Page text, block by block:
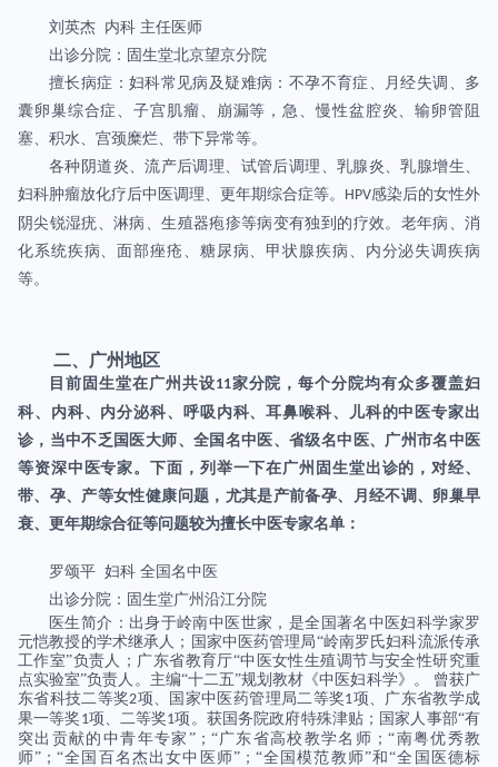
刘英杰 内科 主任医师
出诊分院：固生堂北京望京分院
擅长病症：妇科常见病及疑难病：不孕不育症、月经失调、多
囊卵巢综合症、子宫肌瘤、崩漏等，急、慢性盆腔炎、输卵管阻
塞、积水、宫颈糜烂、带下异常等。
各种阴道炎、流产后调理、试管后调理、乳腺炎、乳腺增生、
妇科肿瘤放化疗后中医调理、更年期综合症等。 HPV感染后的女性外
阴尖锐湿疣、淋病、生殖器疱疹等病变有独到的疗效。老年病、消
化系统疾病、面部痤疮、糖尿病、甲状腺疾病、内分泌失调疾病
等。
二、广州地区
目前固生堂在广州共设11家分院，每个分院均有众多覆盖妇
科、内科、内分泌科、呼吸内科、耳鼻喉科、儿科的中医专家出
诊，当中不乏国医大师、全国名中医、省级名中医、广州市名中医
等资深中医专家。下面，列举一下在广州固生堂出诊的，对经、
带、孕、产等女性健康问题，尤其是产前备孕、月经不调、卵巢早
衰、更年期综合征等问题较为擅长中医专家名单：
罗颂平 妇科 全国名中医
出诊分院：固生堂广州沿江分院
医生简介：出身于岭南中医世家，是全国著名中医妇科学家罗
元恺教授的学术继承人；国家中医药管理局“岭南罗氏妇科流派传承
工作室”负责人；广东省教育厅“中医女性生殖调节与安全性研究重
点实验室”负责人。主编“十二五”规划教材《中医妇科学》。 曾获广
东省科技二等奖2项、国家中医药管理局二等奖1项、广东省教学成
果一等奖 1项、二等奖1项。获国务院政府特殊津贴；国家人事部“有
突出贡献的中青年专家”；“广东省高校教学名师；“南粤优秀教
师”；“全国百名杰出女中医师”；“全国模范教师”和“全国医德标